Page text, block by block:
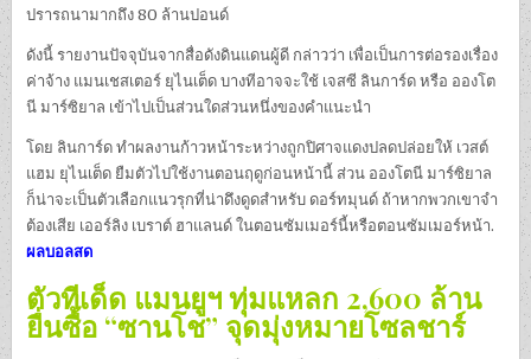
ปรารถนามากถึง 80 ล้านปอนด์
ดังนี้ รายงานปัจจุบันจากสื่อดังดินแดนผู้ดี กล่าวว่า เพื่อเป็นการต่อรองเรื่อง
ค่าจ้าง แมนเชสเตอร์ ยุไนเต็ด บางทีอาจจะใช้ เจสซี ลินการ์ด หรือ อองโต
นี มาร์ซิยาล เข้าไปเป็นส่วนใดส่วนหนึ่งของคำแนะนำ
โดย ลินการ์ด ทำผลงานก้าวหน้าระหว่างถูกปิศาจแดงปลดปล่อยให้ เวสต์
แฮม ยุไนเต็ด ยืมตัวไปใช้งานตอนฤดูก่อนหน้านี้ ส่วน อองโตนี มาร์ซิยาล
ก็น่าจะเป็นตัวเลือกแนวรุกที่น่าดึงดูดสำหรับ ดอร์ทมุนด์ ถ้าหากพวกเขาจำ
ต้องเสีย เออร์ลิง เบราต์ ฮาแลนด์ ในตอนซัมเมอร์นี้หรือตอนซัมเมอร์หน้า.
ผลบอลสด
ตัวทีเด็ด แมนยูฯ ทุ่มแหลก 2,600 ล้าน
ยื่นซื้อ “ซานโช” จุดมุ่งหมายโซลชาร์